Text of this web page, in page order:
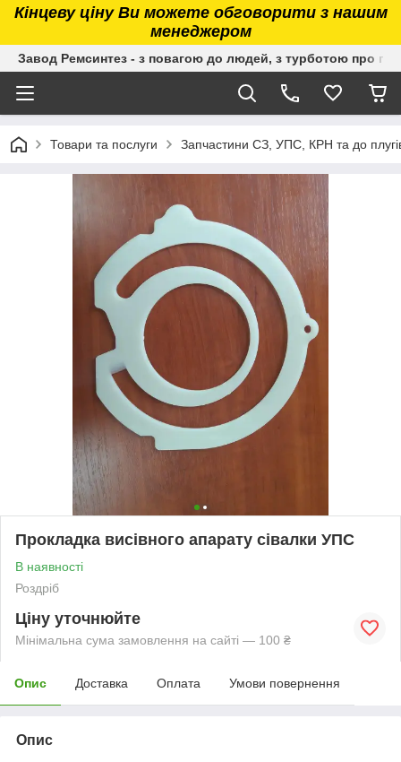
Кінцеву ціну Ви можете обговорити з нашим
менеджером
Завод Ремсинтез - з повагою до людей, з турботою про
Товари та послуги Запчастини СЗ, УПС, КРН та до
Прокладка висівного апарату сівалки УПС
В наявності
Роздріб
Ціну уточнюйте
Мінімальна сума замовлення на сайті — 100 ₴
Опис Доставка Оплата Умови повернення
Опис